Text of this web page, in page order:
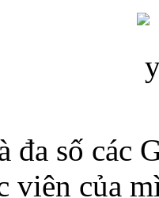
đa số các
viên của